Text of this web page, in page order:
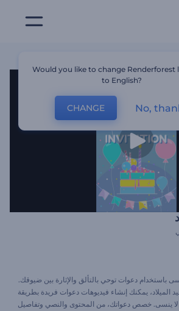
باستخدام دعوات توحي بالتألق والإثارة بين ضيوقك.
الميلاد، يمكنك إنشاء فيديوهات دعوات فريدة بطريقة
لا ينسى. خصص دعواتك، من المحتوى والنصي وتفاصيل
Would you like to change Renderforest
to English?
CHANGE No,